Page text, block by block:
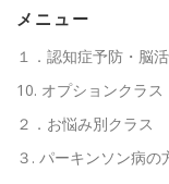
メニュー
１．認知症予防・脳
10. オプションクラス
２．お悩み別クラス
３. パーキンソン病の